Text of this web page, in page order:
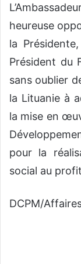
heureuse
la
Président du
sans oublier
la Lituanie à
la mise en
pour la
social au
DCPM/